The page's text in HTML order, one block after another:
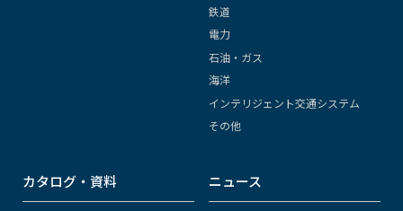
鉄道
電力
石油・ガス
海洋
インテリジェント交通システム
その他
カタログ・資料 ニュース